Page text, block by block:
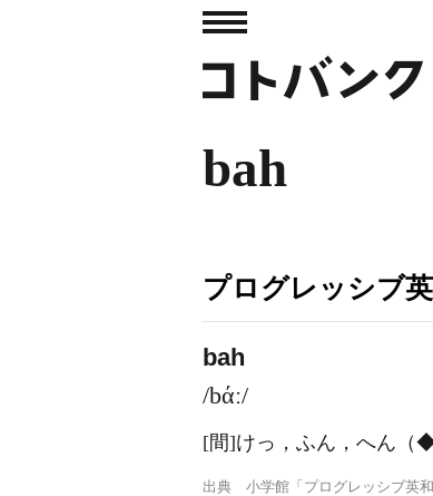
bah
プログレッシブ
bah
/bάː/
[間]けっ，ふん，へん（
出典 小学館「プログレッシブ英